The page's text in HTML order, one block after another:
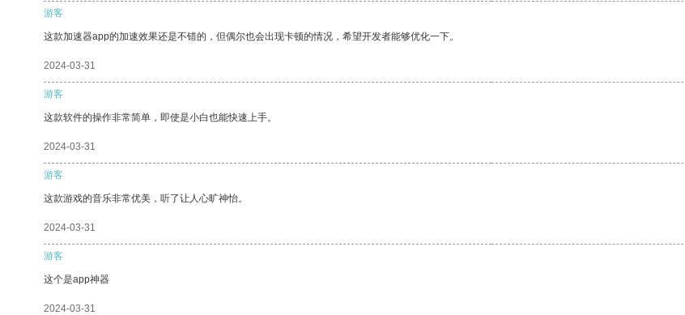
游客
这款加速器app的加速效果还是不错的，但偶尔也会出现卡顿的情况，希望开发者能够优化一下。
2024-03-31
游客
这款软件的操作非常简单，即使是小白也能快速上手。
2024-03-31
游客
这款游戏的音乐非常优美，听了让人心旷神怡。
2024-03-31
游客
这个是app神器
2024-03-31